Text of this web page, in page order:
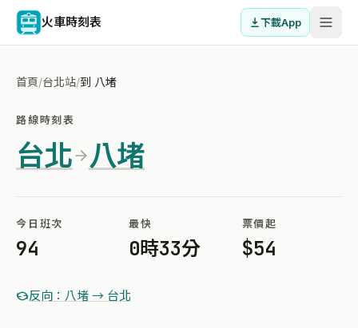
火車時刻表 下載App
首頁/台北站/到 八堵
路線時刻表
台北 八堵
今日班次
94
最快
0時33分
票價起
$54
反向：八堵 → 台北